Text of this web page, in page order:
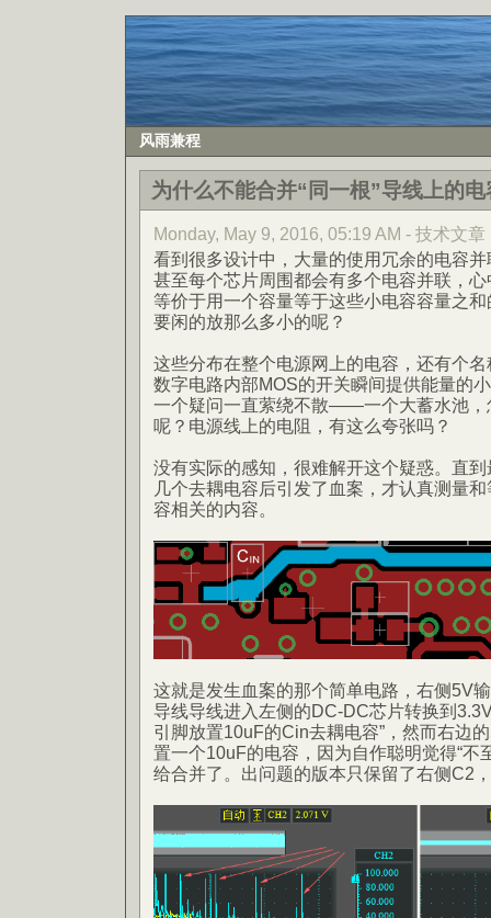
风雨兼程
为什么不能合并“同一根”导线上的电
Monday, May 9, 2016, 05:19 AM - 技术文章
看到很多设计中，大量的使用冗余的电容
甚至每个芯片周围都会有多个电容并联，
等价于用一个容量等于这些小电容容量之
要闲的放那么多小的呢？
这些分布在整个电源网上的电容，还有个名
数字电路内部MOS的开关瞬间提供能量的
一个疑问一直萦绕不散——一个大蓄水池，
呢？电源线上的电阻，有这么夸张吗？
没有实际的感知，很难解开这个疑惑。直
几个去耦电容后引发了血案，才认真测量
容相关的内容。
这就是发生血案的那个简单电路，右侧5V
导线导线进入左侧的DC-DC芯片转换到
引脚放置10uF的Cin去耦电容”，然而右边
置一个10uF的电容，因为自作聪明觉得“不
给合并了。出问题的版本只保留了右侧C2